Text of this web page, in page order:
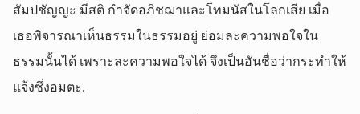
สัมปชัญญะ มีสติ กำจัดอภิชฌาและโทมนัสในโลกเสีย เมื่อ
เธอพิจารณาเห็นธรรมในธรรมอยู่ ย่อมละความพอใจใน
ธรรมนั้นได้ เพราะละความพอใจได้ จึงเป็นอันชื่อว่ากระทำให้
แจ้งซึ่งอมตะ.